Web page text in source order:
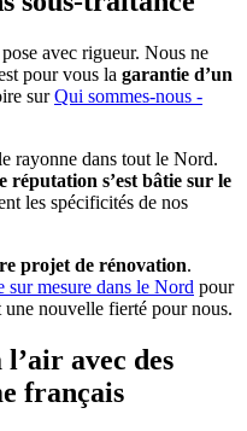
avec rigueur. Nous ne
pour vous la garantie d’un
surQui sommes-nous -
rayonne dans tout le Nord.
réputation s’est bâtie sur le
les spécificités de nos
projet de rénovation.
sur mesure dans le Nord pour
nouvelle fierté pour nous.
avec des
français